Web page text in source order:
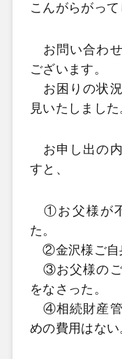
こんがらがっ
お問い合わ
ございます。
お困りの状
見いたしました
お申し出の内
すと、
①お父様が
た。
②金沢様ご自
③お父様のご
をなさった。
④相続財産管
めの費用はない